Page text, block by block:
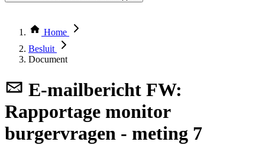
Thema COVID-19
Bekijk per bestuursorgaan
Home
Besluit
Document
E-mailbericht FW:
Rapportage monitor
burgervragen - meting 7